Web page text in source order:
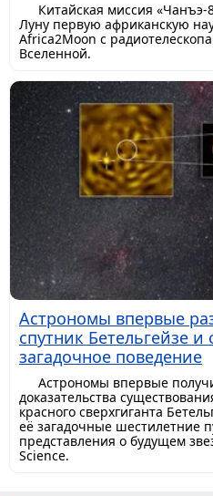
Китайская миссия «Чанъэ-
Луну первую африканскую
Africa2Moon с
Вселенной.
Астрономы впервые
спутник Бетельгейзе
загадочное поведение
Астрономы впервые
доказательства
красного сверхгиганта
её загадочные шестилетние
представления о будущем
Science.